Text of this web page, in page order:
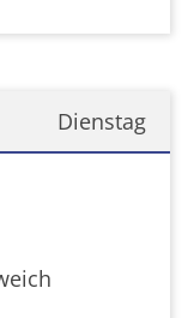
Dienstag